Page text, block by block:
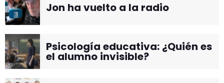
Jon ha vuelto a la radio
Psicología educativa: ¿Quién es
el alumno invisible?